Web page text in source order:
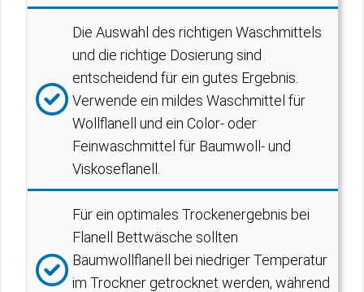
Die Auswahl des richtigen Waschmittels
und die richtige Dosierung sind
entscheidend für ein gutes Ergebnis.
Verwende ein mildes Waschmittel für
Wollflanell und ein Color- oder
Feinwaschmittel für Baumwoll- und
Viskoseflanell.
Für ein optimales Trockenergebnis bei
Flanell Bettwäsche sollten
Baumwollflanell bei niedriger Temperatur
im Trockner getrocknet werden, während